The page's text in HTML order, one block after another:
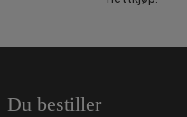
Du bestiller